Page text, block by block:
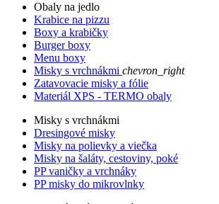
Obaly na jedlo
Krabice na pizzu
Boxy a krabičky
Burger boxy
Menu boxy
Misky s vrchnákmi chevron_right
Zatavovacie misky a fólie
Materiál XPS - TERMO obaly
Misky s vrchnákmi
Dresingové misky
Misky na polievky a viečka
Misky na šaláty, cestoviny, poké
PP vaničky a vrchnáky
PP misky do mikrovlnky